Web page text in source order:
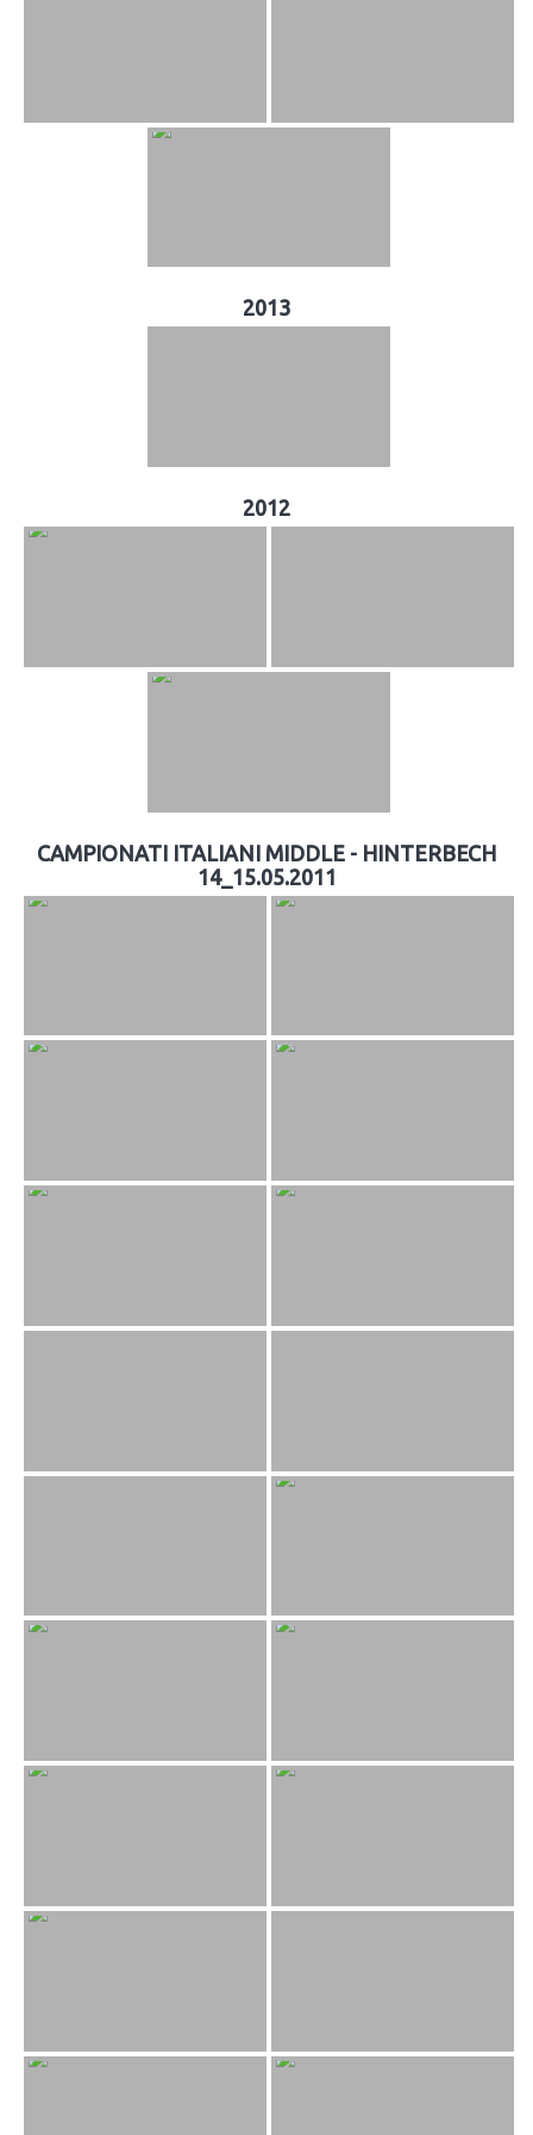
2013
2012
CAMPIONATI ITALIANI MIDDLE - HINTERBECH
14_15.05.2011